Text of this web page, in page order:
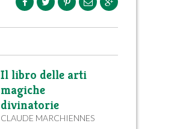
Il libro delle arti
magiche
divinatorie
CLAUDE MARCHIENNES